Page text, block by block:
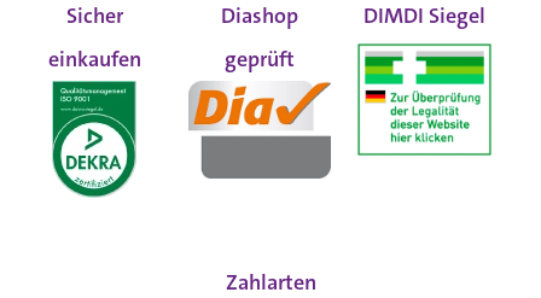
Sicher
einkaufen
Diashop
geprüft
DIMDI Siegel
Zahlarten